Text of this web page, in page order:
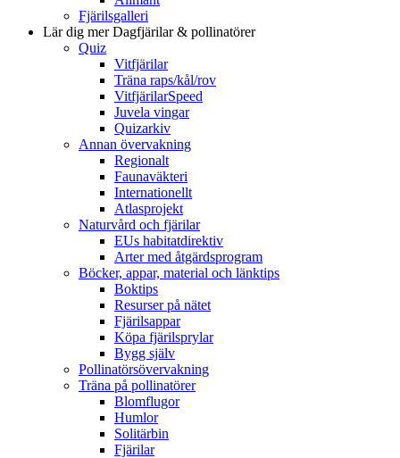
Fjärilsgalleri
Lär dig merDagfjärilar & pollinatörer
Quiz
Vitfjärilar
Träna raps/kål/rov
VitfjärilarSpeed
Juvela vingar
Quizarkiv
Annan övervakning
Regionalt
Faunaväkteri
Internationellt
Atlasprojekt
Naturvård och fjärilar
EUs habitatdirektiv
Arter med åtgärdsprogram
Böcker, appar, material och länktips
Boktips
Resurser på nätet
Fjärilsappar
Köpa fjärilsprylar
Bygg själv
Pollinatörsövervakning
Träna på pollinatörer
Blomflugor
Humlor
Solitärbin
Fjärilar